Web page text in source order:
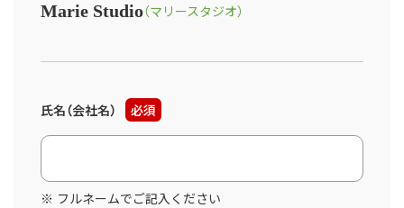
Marie Studio（マリースタジオ）
氏名（会社名） 必須
フルネームでご記入ください